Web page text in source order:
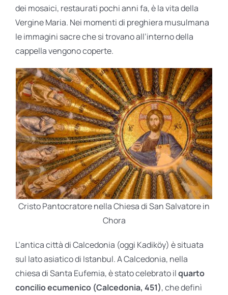
dei mosaici, restaurati pochi anni fa, è la vita della
Vergine Maria. Nei momenti di preghiera musulmana
le immagini sacre che si trovano all’interno della
cappella vengono coperte.
Cristo Pantocratore nella Chiesa di San Salvatore in
Chora
L’antica città di Calcedonia (oggi Kadiköy) è situata
sul lato asiatico di Istanbul. A Calcedonia, nella
chiesa di Santa Eufemia, è stato celebrato ilquarto
concilio ecumenico (Calcedonia, 451), che definì